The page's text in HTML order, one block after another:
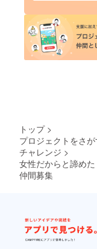
トップ >
プロジェクトをさが
チャレンジ >
女性だからと諦め
仲間募集